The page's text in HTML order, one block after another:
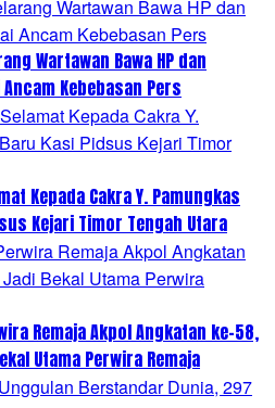
Wartawan Bawa HP dan
Kebebasan Pers
Kepada Cakra Y. Pamungkas
Kejari Timor Tengah Utara
Remaja Akpol Angkatan ke-58,
Utama Perwira Remaja